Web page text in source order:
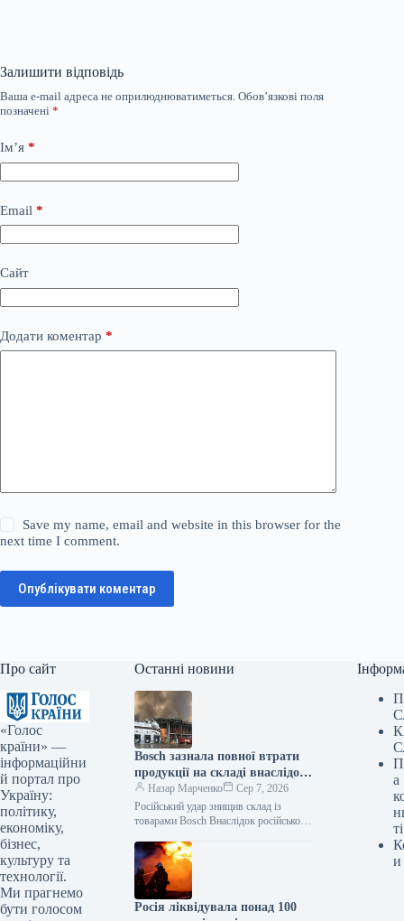
Залишити відповідь
Ваша e-mail адреса не оприлюднюватиметься. Обов’язкові поля
позначені *
Ім’я *
Email *
Сайт
Додати коментар *
Save my name, email and website in this browser for the
next time I comment.
Опублікувати коментар
Про сайт
«Голос
країни» —
інформаційни
й портал про
Україну:
політику,
економіку,
бізнес,
культуру та
технології.
Ми прагнемо
бути голосом
Останні новини
Bosch зазнала повної втрати
продукції на складі внаслідок
російського нападу
Назар Марченко
Сер 7, 2026
Російський удар знищив склад із
товарами Bosch Внаслідок російської
партнера Bosch, де зберігалася
продукція. Як повідомляє Delo.ua,
Росія ліквідувала понад 100
а
ті
и